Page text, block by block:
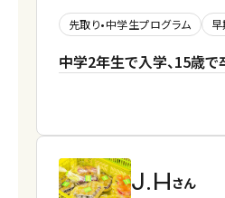
先取り•中学生プログラム
中学2年生で入学、15歳で
J.Hさん